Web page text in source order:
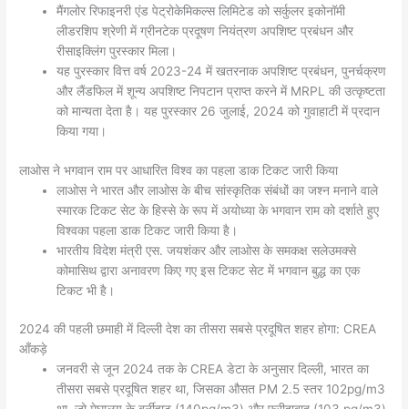
मैंगलोर रिफाइनरी एंड पेट्रोकेमिकल्स लिमिटेड को सर्कुलर इकोनॉमी
लीडरशिप श्रेणी में ग्रीनटेक प्रदूषण नियंत्रण अपशिष्ट प्रबंधन और
रीसाइक्लिंग पुरस्कार मिला।
यह पुरस्कार वित्त वर्ष 2023-24 में खतरनाक अपशिष्ट प्रबंधन, पुनर्चक्रण
और लैंडफिल में शून्य अपशिष्ट निपटान प्राप्त करने में MRPL की उत्कृष्टता
को मान्यता देता है। यह पुरस्कार 26 जुलाई, 2024 को गुवाहाटी में प्रदान
किया गया।
लाओस ने भगवान राम पर आधारित विश्व का पहला डाक टिकट जारी किया
लाओस ने भारत और लाओस के बीच सांस्कृतिक संबंधों का जश्न मनाने वाले
स्मारक टिकट सेट के हिस्से के रूप में अयोध्या के भगवान राम को दर्शाते हुए
विश्वका पहला डाक टिकट जारी किया है।
भारतीय विदेश मंत्री एस. जयशंकर और लाओस के समकक्ष सलेउमक्से
कोमासिथ द्वारा अनावरण किए गए इस टिकट सेट में भगवान बुद्ध का एक
टिकट भी है।
2024 की पहली छमाही में दिल्ली देश का तीसरा सबसे प्रदूषित शहर होगा: CREA
आँकड़े
जनवरी से जून 2024 तक के CREA डेटा के अनुसार दिल्ली, भारत का
तीसरा सबसे प्रदूषित शहर था, जिसका औसत PM 2.5 स्तर 102pg/m3